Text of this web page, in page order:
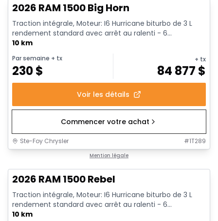
2026 RAM 1500 Big Horn
Traction intégrale, Moteur: I6 Hurricane biturbo de 3 L
rendement standard avec arrêt au ralenti - 6...
10 km
Par semaine + tx
230$
+ tx
84 877 $
Voir les détails
Commencer votre achat
Ste-Foy Chrysler #1T289
Mention légale
2026 RAM 1500 Rebel
Traction intégrale, Moteur: I6 Hurricane biturbo de 3 L
rendement standard avec arrêt au ralenti - 6...
10 km